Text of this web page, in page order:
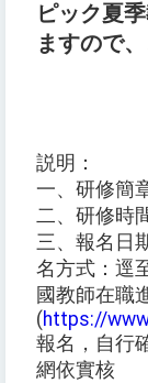
ピック夏
ますので
説明：
一、研修簡
二、研修時
三、報名日
名方式：逕
國教師在職
(https://
報名，自行
網依實核